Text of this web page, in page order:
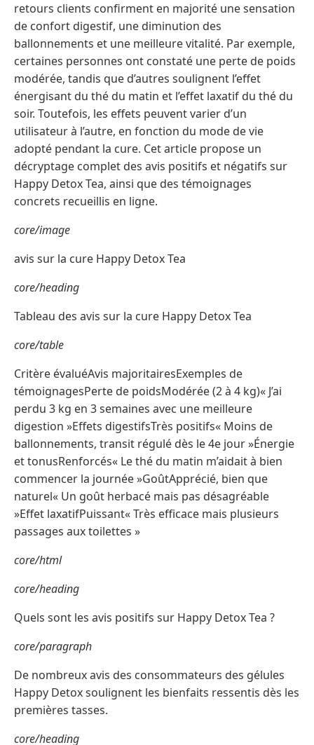
retours clients confirment en majorité une sensation
de confort digestif, une diminution des
ballonnements et une meilleure vitalité. Par exemple,
certaines personnes ont constaté une perte de poids
modérée, tandis que d’autres soulignent l’effet
énergisant du thé du matin et l’effet laxatif du thé du
soir. Toutefois, les effets peuvent varier d’un
utilisateur à l’autre, en fonction du mode de vie
adopté pendant la cure. Cet article propose un
décryptage complet des avis positifs et négatifs sur
Happy Detox Tea, ainsi que des témoignages
concrets recueillis en ligne.
core/image
avis sur la cure Happy Detox Tea
core/heading
Tableau des avis sur la cure Happy Detox Tea
core/table
Critère évaluéAvis majoritairesExemples de
témoignagesPerte de poidsModérée (2 à 4 kg)« J’ai
perdu 3 kg en 3 semaines avec une meilleure
digestion »Effets digestifsTrès positifs« Moins de
ballonnements, transit régulé dès le 4e jour »Énergie
et tonusRenforcés« Le thé du matin m’aidait à bien
commencer la journée »GoûtApprécié, bien que
naturel« Un goût herbacé mais pas désagréable
»Effet laxatifPuissant« Très efficace mais plusieurs
passages aux toilettes »
core/html
core/heading
Quels sont les avis positifs sur Happy Detox Tea ?
core/paragraph
De nombreux avis des consommateurs des gélules
Happy Detox soulignent les bienfaits ressentis dès les
premières tasses.
core/heading